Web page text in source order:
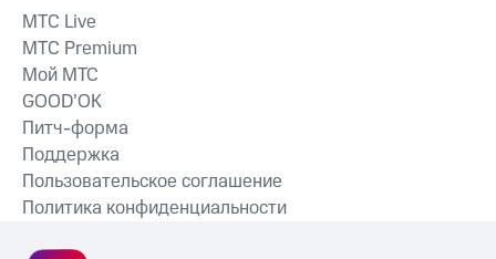
MTС Live
MTС Premium
Мой МТС
GOOD’OK
Питч-форма
Поддержка
Пользовательское соглашение
Политика конфиденциальности